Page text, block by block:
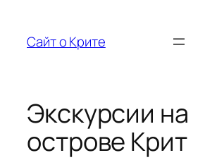
содержимому
Сайт о Крите
Экскурсии на
острове Крит